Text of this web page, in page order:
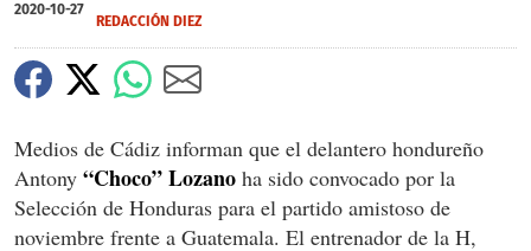
2020-10-27
REDACCIÓN DIEZ
Medios de Cádiz informan que el delantero hondureño
Antony “Choco” Lozano ha sido convocado por la
Selección de Honduras para el partido amistoso de
noviembre frente a Guatemala. El entrenador de la H,